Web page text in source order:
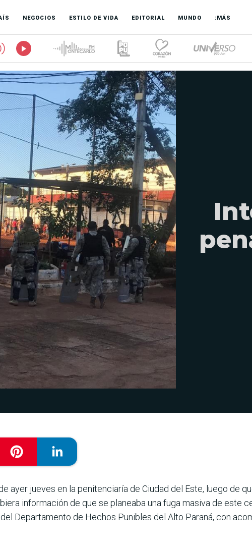
NEGOCIOS ESTILO DE VIDA EDITORIAL MUNDO :MÁS
ayer jueves en la penitenciaría de Ciudad del Este, luego de
información de que se planeaba una fuga masiva de este
Departamento de Hechos Punibles del Alto Paraná, con